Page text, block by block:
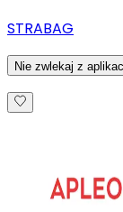
STRABAG
Nie zwlekaj z